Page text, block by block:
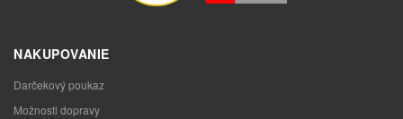
NAKUPOVANIE
Darčekový poukaz
Možnosti dopravy